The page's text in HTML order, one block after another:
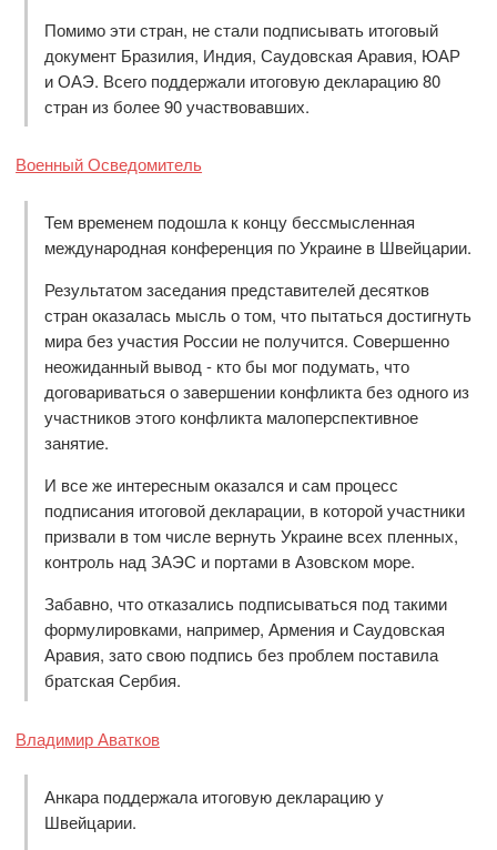
Помимо эти стран, не стали подписывать итоговый
документ Бразилия, Индия, Саудовская Аравия, ЮАР
и ОАЭ. Всего поддержали итоговую декларацию 80
стран из более 90 участвовавших.
Военный Осведомитель
Тем временем подошла к концу бессмысленная
международная конференция по Украине в Швейцарии.
Результатом заседания представителей десятков
стран оказалась мысль о том, что пытаться достигнуть
мира без участия России не получится. Совершенно
неожиданный вывод - кто бы мог подумать, что
договариваться о завершении конфликта без одного из
участников этого конфликта малоперспективное
занятие.
И все же интересным оказался и сам процесс
подписания итоговой декларации, в которой участники
призвали в том числе вернуть Украине всех пленных,
контроль над ЗАЭС и портами в Азовском море.
Забавно, что отказались подписываться под такими
формулировками, например, Армения и Саудовская
Аравия, зато свою подпись без проблем поставила
братская Сербия.
Владимир Аватков
Анкара поддержала итоговую декларацию у
Швейцарии.